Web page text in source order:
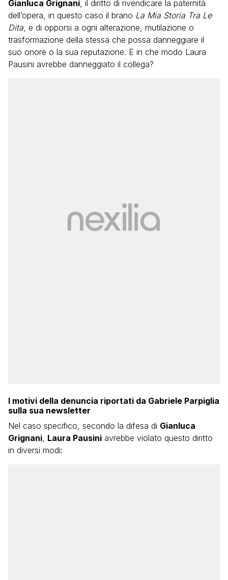
Gianluca Grignani , il diritto di rivendicare la paternità
dell’opera, in questo caso il brano La Mia Storia Tra Le
Dita , e di opporsi a ogni alterazione, mutilazione o
trasformazione della stessa che possa danneggiare il
suo onore o la sua reputazione. E in che modo Laura
Pausini avrebbe danneggiato il collega?
I motivi della denuncia riportati da Gabriele Parpiglia
sulla sua newsletter
Nel caso specifico, secondo la difesa di Gianluca
Grignani Laura Pausini avrebbe violato questo diritto
in diversi modi: